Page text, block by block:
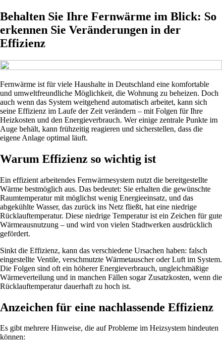
Behalten Sie Ihre Fernwärme im Blick: So
erkennen Sie Veränderungen in der
Effizienz
Fernwärme ist für viele Haushalte in Deutschland eine komfortable
und umweltfreundliche Möglichkeit, die Wohnung zu beheizen. Doch
auch wenn das System weitgehend automatisch arbeitet, kann sich
seine Effizienz im Laufe der Zeit verändern – mit Folgen für Ihre
Heizkosten und den Energieverbrauch. Wer einige zentrale Punkte im
Auge behält, kann frühzeitig reagieren und sicherstellen, dass die
eigene Anlage optimal läuft.
Warum Effizienz so wichtig ist
Ein effizient arbeitendes Fernwärmesystem nutzt die bereitgestellte
Wärme bestmöglich aus. Das bedeutet: Sie erhalten die gewünschte
Raumtemperatur mit möglichst wenig Energieeinsatz, und das
abgekühlte Wasser, das zurück ins Netz fließt, hat eine niedrige
Rücklauftemperatur. Diese niedrige Temperatur ist ein Zeichen für gute
Wärmeausnutzung – und wird von vielen Stadtwerken ausdrücklich
gefördert.
Sinkt die Effizienz, kann das verschiedene Ursachen haben: falsch
eingestellte Ventile, verschmutzte Wärmetauscher oder Luft im System.
Die Folgen sind oft ein höherer Energieverbrauch, ungleichmäßige
Wärmeverteilung und in manchen Fällen sogar Zusatzkosten, wenn die
Rücklauftemperatur dauerhaft zu hoch ist.
Anzeichen für eine nachlassende Effizienz
Es gibt mehrere Hinweise, die auf Probleme im Heizsystem hindeuten
können: